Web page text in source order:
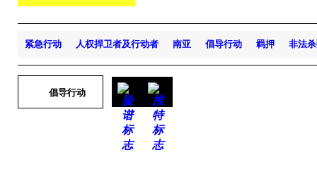
紧急行动 人权捍卫者及行动者 南亚 倡导行动 羁押 非法
倡导行动